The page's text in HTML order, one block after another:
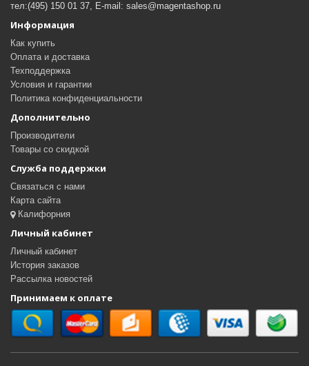
тел:(495) 150 01 37, E-mail: sales@magentashop.ru
Информация
Как купить
Оплата и доставка
Техподдержка
Условия и гарантии
Политика конфиденциальности
Дополнительно
Производители
Товары со скидкой
Служба поддержки
Связаться с нами
Карта сайта
Калифорния
Личный кабинет
Личный кабинет
История заказов
Рассылка новостей
Принимаем к оплате